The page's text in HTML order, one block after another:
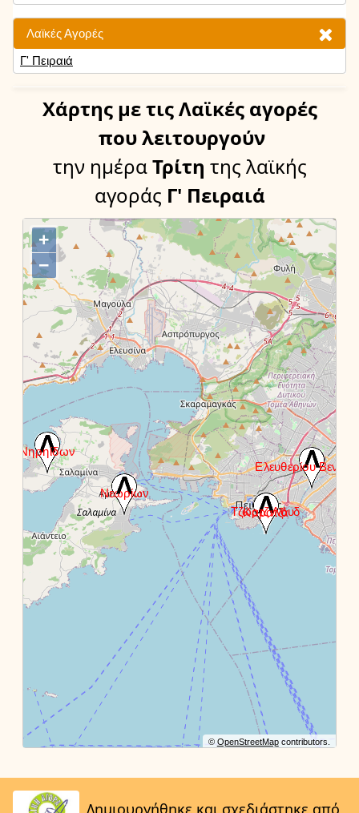
Λαϊκές Αγορές
Γ' Πειραιά
Χάρτης με τις Λαϊκές αγορές
που λειτουργούν
την ημέραΤρίτη της λαϊκής
αγοράς Γ' Πειραιά
+
−
© OpenStreetMapcontributors.